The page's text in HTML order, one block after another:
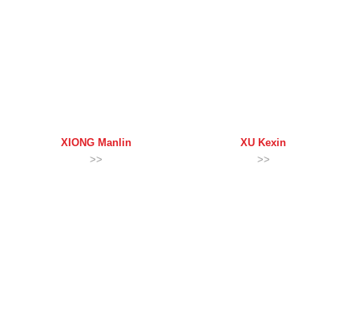
XIONGManlin
>>
XU Kexin
>>